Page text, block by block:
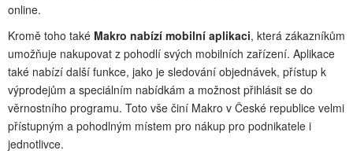
online.
Kromě toho také Makro nabízí mobilní aplikaci, která zákazníkům
umožňuje nakupovat z pohodlí svých mobilních zařízení. Aplikace
také nabízí další funkce, jako je sledování objednávek, přístup k
výprodejům a speciálním nabídkám a možnost přihlásit se do
věrnostního programu. Toto vše činí Makro v České republice velmi
přístupným a pohodlným místem pro nákup pro podnikatele i
jednotlivce.